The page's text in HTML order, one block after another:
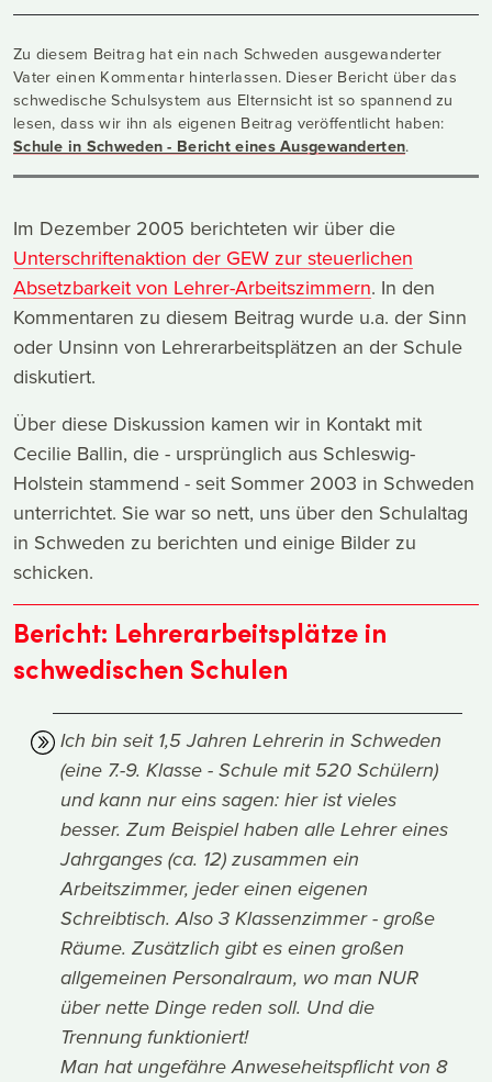
Zu diesem Beitrag hat ein nach Schweden ausgewanderter
Vater einen Kommentar hinterlassen. Dieser Bericht über das
schwedische Schulsystem aus Elternsicht ist so spannend zu
lesen, dass wir ihn als eigenen Beitrag veröffentlicht haben:
Schule in Schweden - Bericht eines Ausgewanderten.
Im Dezember 2005 berichteten wir über die
Unterschriftenaktion der GEW zur steuerlichen
Absetzbarkeit von Lehrer-Arbeitszimmern. In den
Kommentaren zu diesem Beitrag wurde u.a. der Sinn
oder Unsinn von Lehrerarbeitsplätzen an der Schule
diskutiert.
Über diese Diskussion kamen wir in Kontakt mit
Cecilie Ballin, die - ursprünglich aus Schleswig-
Holstein stammend - seit Sommer 2003 in Schweden
unterrichtet. Sie war so nett, uns über den Schulaltag
in Schweden zu berichten und einige Bilder zu
schicken.
Bericht: Lehrerarbeitsplätze in
schwedischen Schulen
Ich bin seit 1,5 Jahren Lehrerin in Schweden
(eine 7.-9. Klasse - Schule mit 520 Schülern)
und kann nur eins sagen: hier ist vieles
besser. Zum Beispiel haben alle Lehrer eines
Jahrganges (ca. 12) zusammen ein
Arbeitszimmer, jeder einen eigenen
Schreibtisch. Also 3 Klassenzimmer - große
Räume. Zusätzlich gibt es einen großen
allgemeinen Personalraum, wo man NUR
über nette Dinge reden soll. Und die
Trennung funktioniert!
Man hat ungefähre Anweseheitspflicht von 8